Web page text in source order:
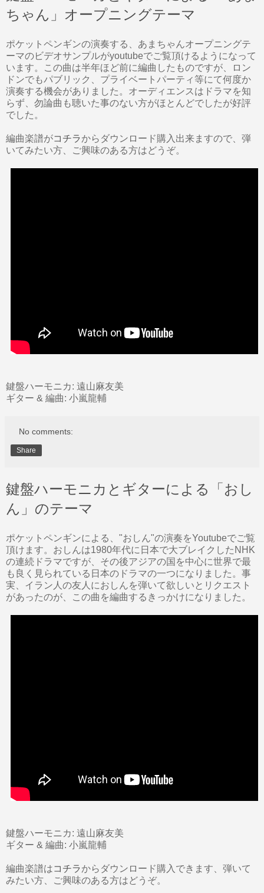
ちゃん」オープニングテーマ
ポケットペンギンの演奏する、あまちゃんオープニングテ
ーマのビデオサンプルがyoutubeでご覧頂けるようになって
います。この曲は半年ほど前に編曲したものですが、ロン
ドンでもパブリック、プライベートパーティ等にて何度か
演奏する機会がありました。オーディエンスはドラマを知
らず、勿論曲も聴いた事のない方がほとんどでしたが好評
でした。
編曲楽譜がコチラからダウンロード購入出来ますので、弾
いてみたい方、ご興味のある方はどうぞ。
鍵盤ハーモニカ: 遠山麻友美
ギター & 編曲: 小嵐龍輔
No comments:
Share
鍵盤ハーモニカとギターによる「おし
ん」のテーマ
ポケットペンギンによる、"おしん"の演奏をYoutubeでご覧
頂けます。おしんは1980年代に日本で大ブレイクしたNHK
の連続ドラマですが、その後アジアの国を中心に世界で最
も良く見られている日本のドラマの一つになりました。事
実、イラン人の友人におしんを弾いて欲しいとリクエスト
があったのが、この曲を編曲するきっかけになりました。
鍵盤ハーモニカ: 遠山麻友美
ギター & 編曲: 小嵐龍輔
編曲楽譜はコチラからダウンロード購入できます、弾いて
みたい方、ご興味のある方はどうぞ。